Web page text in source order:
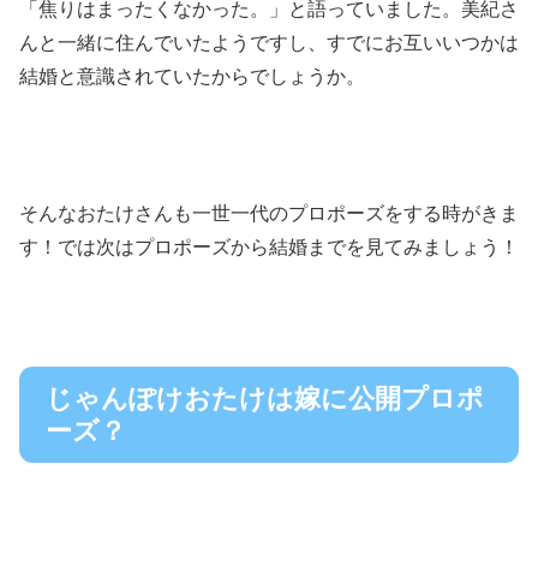
「焦りはまったくなかった。」と語っていました。美紀さ
んと一緒に住んでいたようですし、すでにお互いいつかは
結婚と意識されていたからでしょうか。
そんなおたけさんも一世一代のプロポーズをする時がきま
す！では次はプロポーズから結婚までを見てみましょう！
じゃんぽけおたけは嫁に公開プロポ
ーズ？